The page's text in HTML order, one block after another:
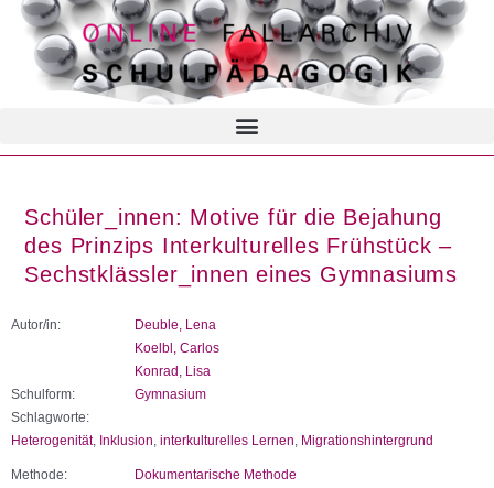
Schüler_innen: Motive für die Bejahung
des Prinzips Interkulturelles Frühstück –
Sechstklässler_innen eines Gymnasiums
Autor/in:
Deuble, Lena
Koelbl, Carlos
Konrad, Lisa
Schulform:
Gymnasium
Schlagworte:
Heterogenität, Inklusion interkulturelles Lernen Migrationshintergrund
Methode:
Dokumentarische Methode